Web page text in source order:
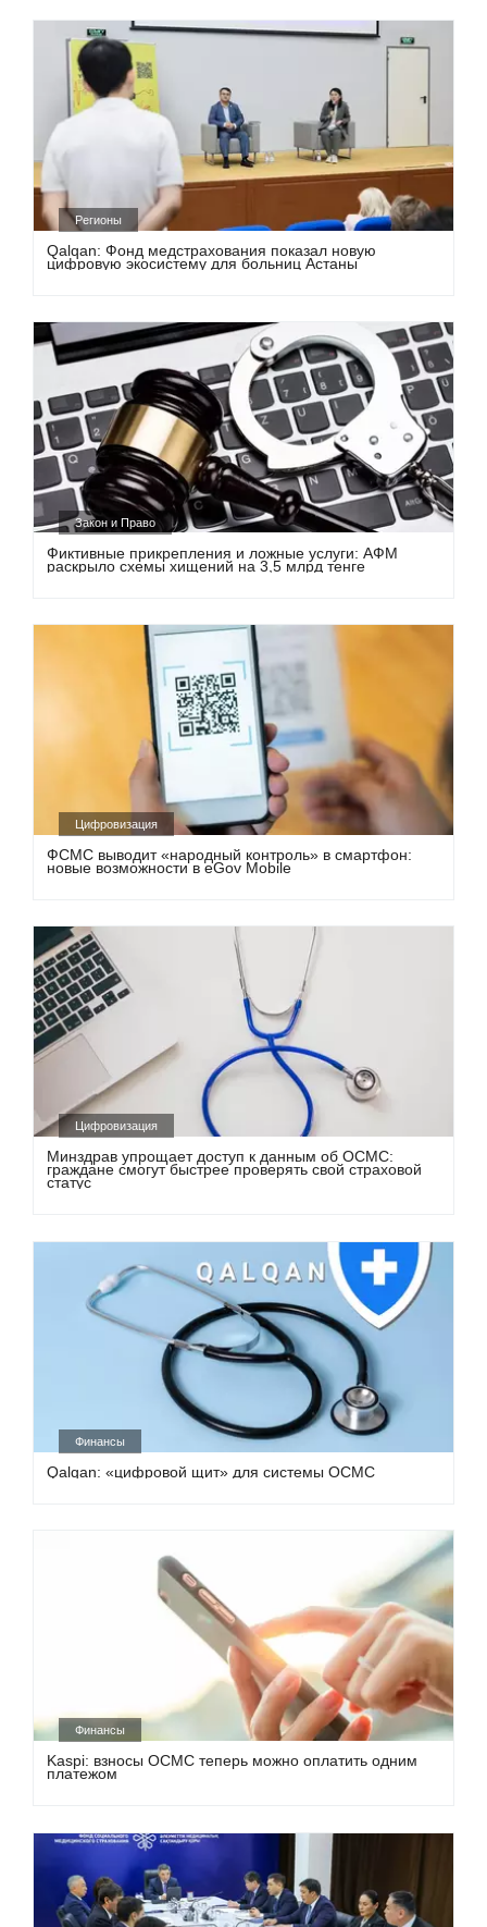
Регионы
Qalqan: Фонд медстрахования показал новую
цифровую экосистему для больниц Астаны
Закон и Право
Фиктивные прикрепления и ложные услуги: АФМ
раскрыло схемы хищений на 3,5 млрд тенге
Цифровизация
ФСМС выводит «народный контроль» в смартфон:
новые возможности в eGov Mobile
Цифровизация
Минздрав упрощает доступ к данным об ОСМС:
граждане смогут быстрее проверять свой страховой
статус
Финансы
Qalqan: «цифровой щит» для системы ОСМС
Финансы
Kaspi: взносы ОСМС теперь можно оплатить одним
платежом